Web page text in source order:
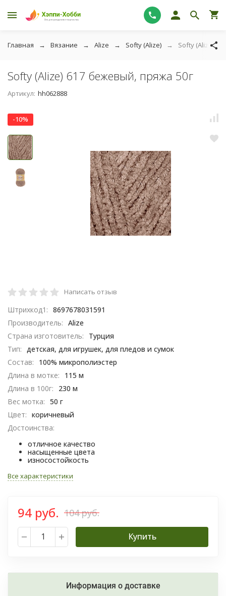
Главная Вязание Alize Softy (Alize) Softy (Alize)
Softy (Alize) 617 бежевый, пряжа 50г
Артикул: hh062888
-10%
Написать отзыв
Штрихкод1: 8697678031591
Производитель: Alize
Страна изготовитель:
Турция
Тип: детская, для игрушек, для пледов и сумок
Состав:
100% микрополиэстер
Длина в мотке:
115 м
Длина в 100г:
230 м
Вес мотка: 50 г
Цвет: коричневый
Достоинства:
отличное качество
насыщенные цвета
износостойкость
Все характеристики
94 руб. 104 руб.
Купить
Информация о доставке